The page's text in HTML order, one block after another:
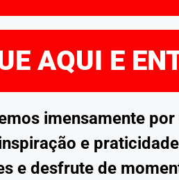
AQUI E
imensamente
e
e desfrute de